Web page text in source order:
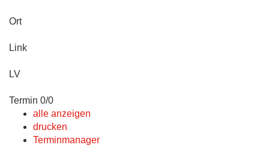
Ort
Link
LV
Termin 0/0
alle anzeigen
drucken
Terminmanager